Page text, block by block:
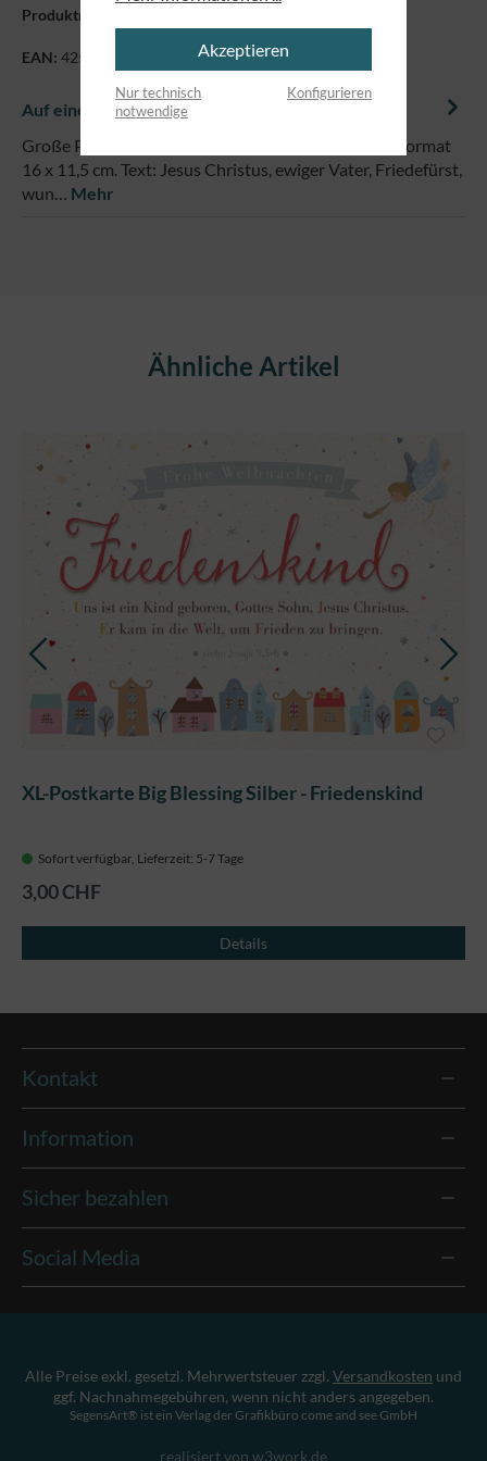
Produktnummer:
EAN: 4250479848160
Auf einem Blick
Große Postkarte mit Silberfolienveredelung im XL-Format
16 x 11,5 cm. Text: Jesus Christus, ewiger Vater, Friedefürst,
wun… Mehr
Produktgalerie überspringenÄhnliche Artikel
XL-Postkarte Big Blessing Silber - Friedenskind
Sofort verfügbar, Lieferzeit: 5-7 Tage
3,00 CHF
Details
Kontakt
Information
Sicher bezahlen
Social Media
Alle Preise exkl. gesetzl. Mehrwertsteuer zzgl. Versandkosten und
ggf. Nachnahmegebühren, wenn nicht anders angegeben.
SegensArt® ist ein Verlag der Grafikbüro come and see GmbH
realisiert von w3work.de
Akzeptieren
Nur technisch
notwendige
Konfigurieren